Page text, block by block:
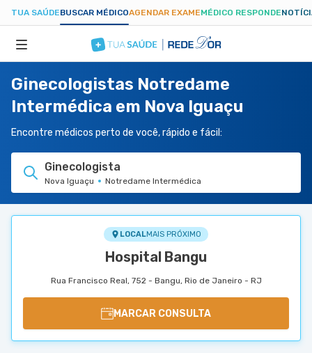
TUA SAÚDEBUSCAR MÉDICOAGENDAR EXAMEMÉDICO RESPONDE
ESPECIALIDADES
HOSPITAIS
TUASAUDE.COM
Ginecologistas Notredame
Intermédica em Nova Iguaçu
Encontre médicos perto de você, rápido e fácil:
Ginecologista
Nova Iguaçu Notredame Intermédica
LOCALMAIS PRÓXIMO
Hospital Bangu
Rua Francisco Real, 752 - Bangu, Rio de Janeiro - RJ
MARCAR CONSULTA